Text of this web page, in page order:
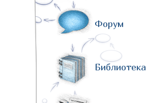
Форум
Библиотека